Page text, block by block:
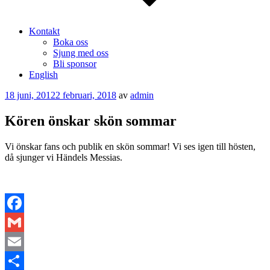
Kontakt
Boka oss
Sjung med oss
Bli sponsor
English
Publicerat
18 juni, 20122 februari, 2018 av admin
Kören önskar skön sommar
Vi önskar fans och publik en skön sommar! Vi ses igen till hösten,
då sjunger vi Händels Messias.
Facebook
Gmail
Email